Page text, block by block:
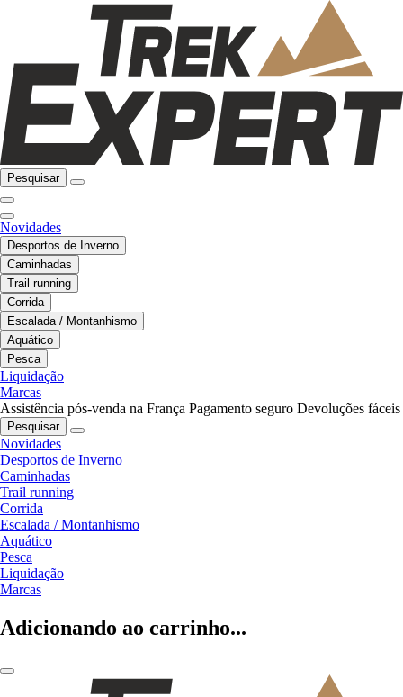
Pesquisar
Novidades
Desportos de Inverno
Caminhadas
Trail running
Corrida
Escalada / Montanhismo
Aquático
Pesca
Liquidação
Marcas
Assistência pós-venda na França Pagamento seguro Devoluções fáceis
Pesquisar
Novidades
Desportos de Inverno
Caminhadas
Trail running
Corrida
Escalada / Montanhismo
Aquático
Pesca
Liquidação
Marcas
Adicionando ao carrinho...